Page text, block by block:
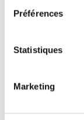
Préférences
Statistiques
Marketing